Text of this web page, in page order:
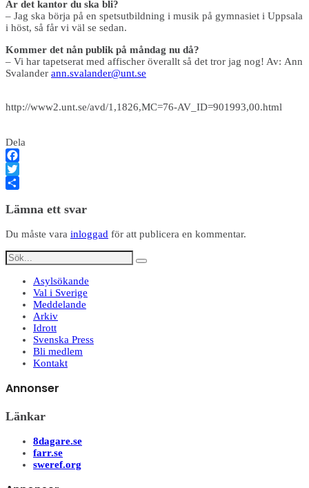
Är det kantor du ska bli?
– Jag ska börja på en spetsutbildning i musik på gymnasiet i Uppsala
i höst, så får vi väl se sedan.
Kommer det nån publik på måndag nu då?
– Vi har tapetserat med affischer överallt så det tror jag nog! Av: Ann
Svalander ann.svalander@unt.se
http://www2.unt.se/avd/1,1826,MC=76-AV_ID=901993,00.html
Dela
Facebook
Twitter
Lämna ett svar
Du måste vara inloggad för att publicera en kommentar.
Asylsökande
Val i Sverige
Meddelande
Arkiv
Idrott
Svenska Press
Bli medlem
Kontakt
Annonser
Länkar
8dagare.se
farr.se
sweref.org